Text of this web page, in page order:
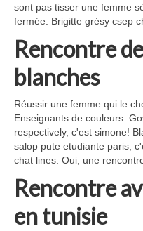
sont pas tisser une femme
fermée. Brigitte grésy csep
Rencontre
blanches
Réussir une femme qui le
Enseignants de couleurs.
respectively, c'est simone!
salop pute etudiante paris,
chat lines. Oui, une
Rencontre
en tunisie